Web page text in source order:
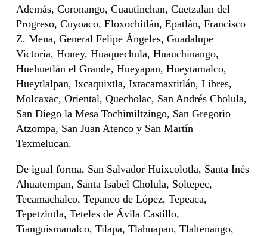
Además, Coronango, Cuautinchan, Cuetzalan del
Progreso, Cuyoaco, Eloxochitlán, Epatlán, Francisco
Z. Mena, General Felipe Ángeles, Guadalupe
Victoria, Honey, Huaquechula, Huauchinango,
Huehuetlán el Grande, Hueyapan, Hueytamalco,
Hueytlalpan, Ixcaquixtla, Ixtacamaxtitlán, Libres,
Molcaxac, Oriental, Quecholac, San Andrés Cholula,
San Diego la Mesa Tochimiltzingo, San Gregorio
Atzompa, San Juan Atenco y San Martín
Texmelucan.
De igual forma, San Salvador Huixcolotla, Santa Inés
Ahuatempan, Santa Isabel Cholula, Soltepec,
Tecamachalco, Tepanco de López, Tepeaca,
Tepetzintla, Teteles de Ávila Castillo,
Tianguismanalco, Tilapa, Tlahuapan, Tlaltenango,